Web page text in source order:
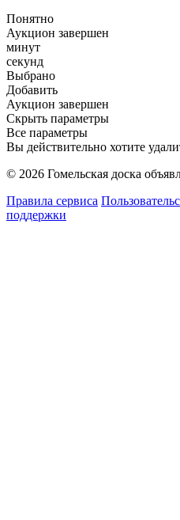
Понятно
Аукцион завершен
минут
секунд
Выбрано
Добавить
Аукцион завершен
Скрыть параметры
Все параметры
Вы действительно хотите
© 2026 Гомельская доска
Правила сервиса
поддержки